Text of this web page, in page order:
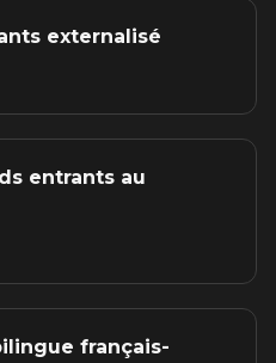
externalisé
entrants au
français-